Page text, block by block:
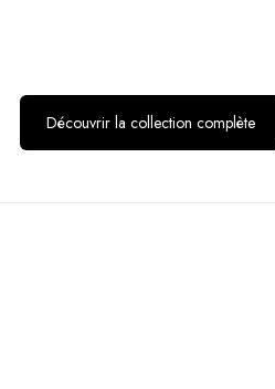
Découvrir la collection complète